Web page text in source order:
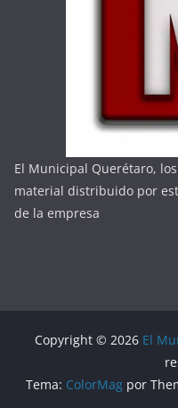
El Municipal Querétaro,
material distribuido por
de la empresa
Copyright © 2026 El
Tema: ColorMagpor